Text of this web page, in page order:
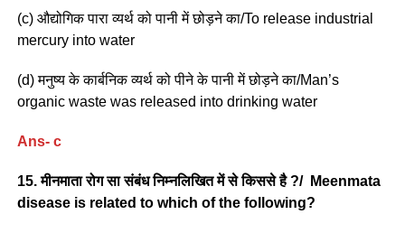
(c) औद्योगिक पारा व्यर्थ को पानी में छोड़ने का/To release industrial
mercury into water
(d) मनुष्य के कार्बनिक व्यर्थ को पीने के पानी में छोड़ने का/Man’s
organic waste was released into drinking water
Ans- c
15. मीनमाता रोग सा संबंध निम्नलिखित में से किससे है ?/ Meenmata
disease is related to which of the following?